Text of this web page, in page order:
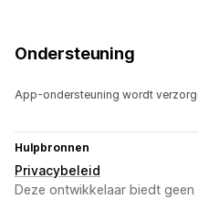
Ondersteuning
App-ondersteuning wordt
Hulpbronnen
Privacybeleid
Deze ontwikkelaar biedt